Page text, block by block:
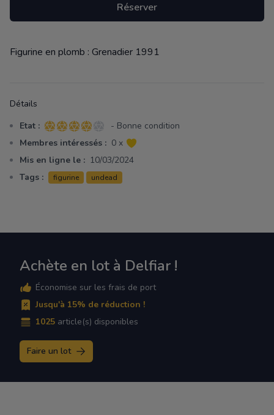
Réserver
Description
Figurine en plomb : Grenadier 1991
Détails
Etat : 4 sur 5 étoiles
- Bonne condition
Membres intéressés : 0 x
Mis en ligne le : 10/03/2024
Tags :
figurine undead
Achète en lot à Delfiar !
Économise sur les frais de port
Jusqu'à 15% de réduction !
1025 article(s) disponibles
Faire un lot